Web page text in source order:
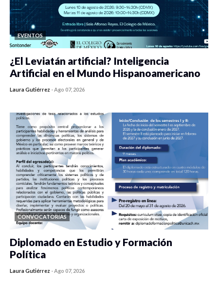
EVENTOS
¿El Leviatán artificial? Inteligencia
Artificial en el Mundo Hispanoamericano
Laura Gutiérrez -Ago 07, 2026
CONVOCATORIAS
Diplomado en Estudio y Formación
Política
Laura Gutiérrez -Ago 07, 2026